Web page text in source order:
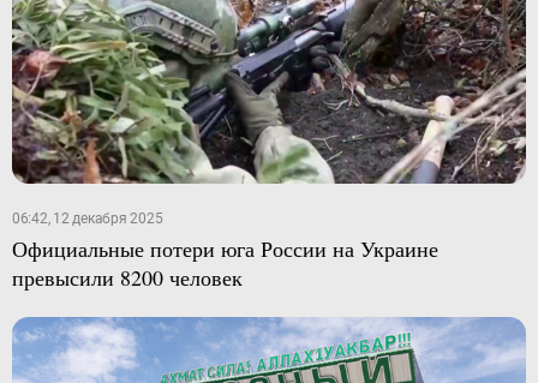
06:42, 12 декабря 2025
Официальные потери юга России на Украине
превысили 8200 человек